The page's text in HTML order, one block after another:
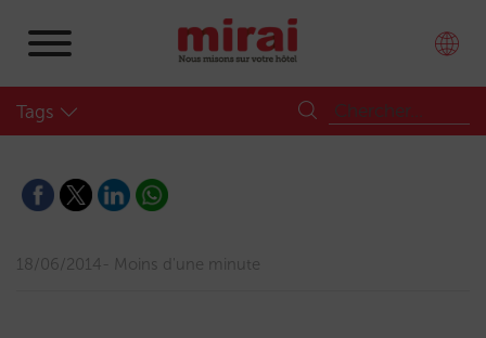
Tags
18/06/2014 Moins d'une minute